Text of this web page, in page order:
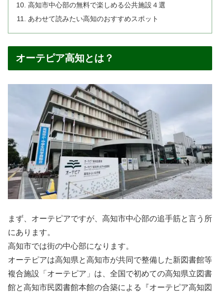
高知市中心部の無料で楽しめる公共施設４選
あわせて読みたい高知のおすすめスポット
オーテピア高知とは？
まず、オーテピアですが、高知市中心部の追手筋と言う所
にあります。
高知市では街の中心部になります。
オーテピアは高知県と高知市が共同で整備した新図書館等
複合施設「オーテピア」は、全国で初めての高知県立図書
館と高知市民図書館本館の合築による『オーテピア高知図